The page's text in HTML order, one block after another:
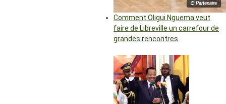
© Partenaire
Comment Oligui Nguema veut
faire de Libreville un carrefour de
grandes rencontres